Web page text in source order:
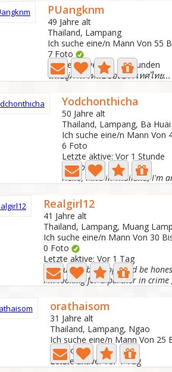
PUangknm
49 Jahre alt
Thailand, Lampang
Ich suche eine/n Mann Von 55
7 Foto
Letzte aktive: Vor 19 Stunden
ฉันอยู่ภาพ เหนื่อของประเทศไทย...
Yodchonthicha
50 Jahre alt
Thailand, Lampang, Ba
Ich suche eine/n Mann Von
6 Foto
Letzte aktive: Vor 1 Stunde
I'm Bou
Realgirl12
41 Jahre alt
Thailand, Lampang, Muang
Ich suche eine/n Mann Von 30
0 Foto
Letzte aktive: Vor 1 Tag
Be yourself be happy and be
orathaisom
31 Jahre alt
Thailand, Lampang, Ngao
Ich suche eine/n Mann Von 25
3 Foto
Letzte aktive: Vor 1 Tag